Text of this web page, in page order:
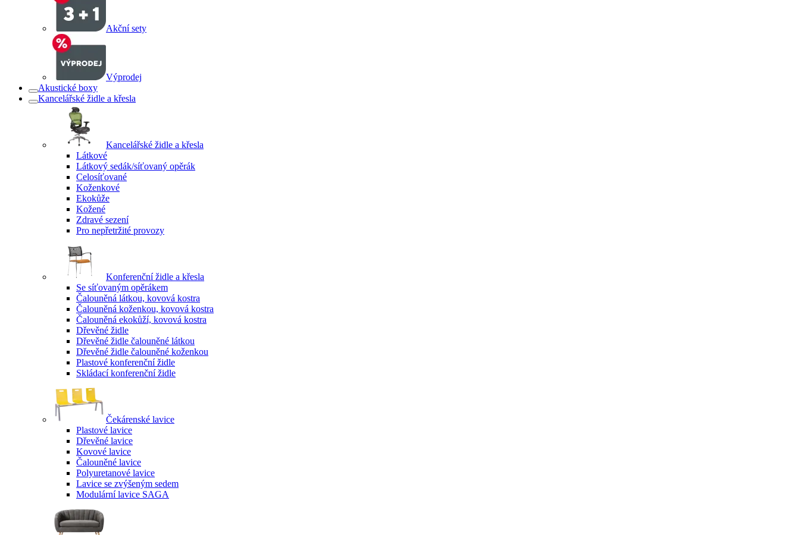
Akční sety
Výprodej
Akustické boxy
Kancelářské židle a křesla
Kancelářské židle a křesla
Látkové
Látkový sedák/síťovaný opěrák
Celosíťované
Koženkové
Ekokůže
Kožené
Zdravé sezení
Pro nepřetržité provozy
Konferenční židle a křesla
Se síťovaným opěrákem
Čalouněná látkou, kovová kostra
Čalouněná koženkou, kovová kostra
Čalouněná ekokůží, kovová kostra
Dřevěné židle
Dřevěné židle čalouněné látkou
Dřevěné židle čalouněné koženkou
Plastové konferenční židle
Skládací konferenční židle
Čekárenské lavice
Plastové lavice
Dřevěné lavice
Kovové lavice
Čalouněné lavice
Polyuretanové lavice
Lavice se zvýšeným sedem
Modulární lavice SAGA